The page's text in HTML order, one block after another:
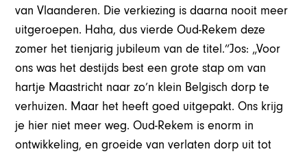
van Vlaanderen. Die verkiezing is daarna nooit meer
uitgeroepen. Haha, dus vierde Oud-Rekem deze
zomer het tienjarig jubileum van de titel.”Jos: „Voor
ons was het destijds best een grote stap om van
hartje Maastricht naar zo’n klein Belgisch dorp te
verhuizen. Maar het heeft goed uitgepakt. Ons krijg
je hier niet meer weg. Oud-Rekem is enorm in
ontwikkeling, en groeide van verlaten dorp uit tot